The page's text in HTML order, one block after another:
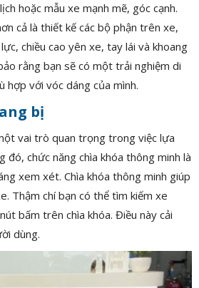
hoặc mẫu xe mạnh mẽ, góc cạnh.
cả là thiết kế các bộ phận trên xe,
chiều cao yên xe, tay lái và khoang
rằng bạn sẽ có một trải nghiệm di
hợp với vóc dáng của mình.
bị
vai trò quan trọng trong việc lựa
đó, chức năng chìa khóa thông minh là
xem xét. Chìa khóa thông minh giúp
Thậm chí bạn có thể tìm kiếm xe
bấm trên chìa khóa. Điều này cải
dùng.